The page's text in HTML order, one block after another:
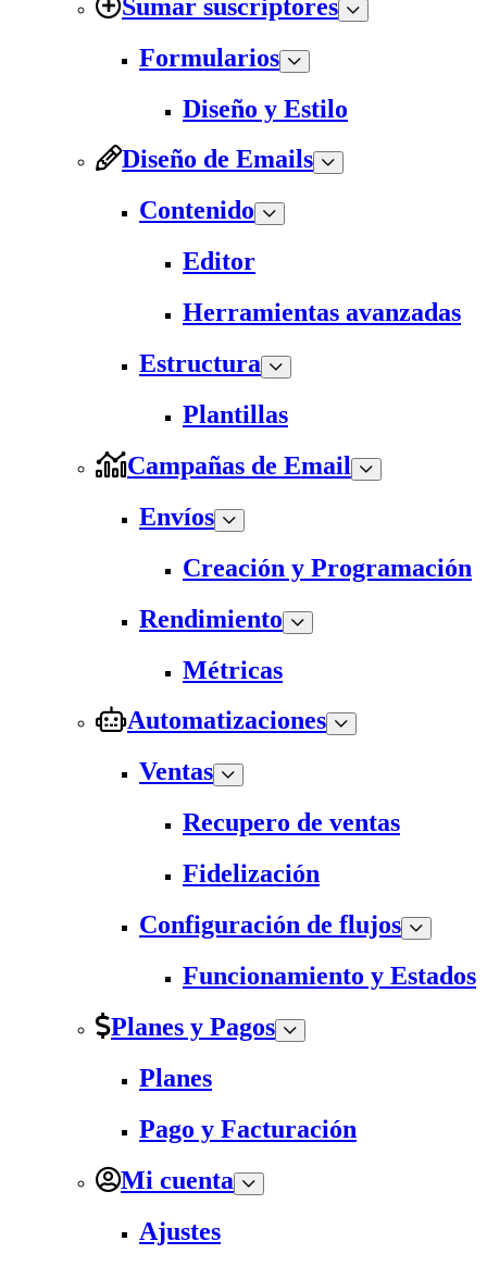
Sumar suscriptores
Formularios
Diseño y Estilo
Diseño de Emails
Contenido
Editor
Herramientas avanzadas
Estructura
Plantillas
Campañas de Email
Envíos
Creación y Programación
Rendimiento
Métricas
Automatizaciones
Ventas
Recupero de ventas
Fidelización
Configuración de flujos
Funcionamiento y Estados
Planes y Pagos
Planes
Pago y Facturación
Mi cuenta
Ajustes